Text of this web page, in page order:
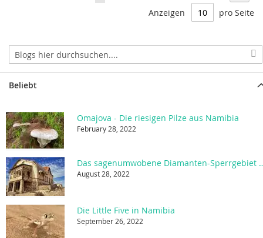
Seite
Anzeigen pro Seite
Beliebt
Omajova - Die riesigen Pilze aus Namibia
February 28, 2022
Das sagenumwobene
August 28, 2022
Die Little Five in Namibia
September 26, 2022